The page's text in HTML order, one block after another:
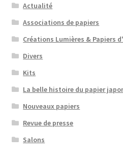
Actualité
Associations de papiers
Créations Lumières & Papiers
Divers
Kits
La belle histoire du papier
Nouveaux papiers
Revue de presse
Salons